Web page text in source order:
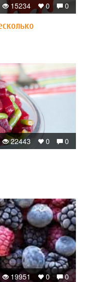
0
0
15234
0
0
22443
0
0
19951